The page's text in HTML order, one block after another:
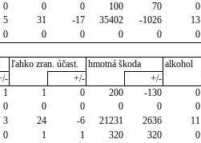
0 0 0 100 70 0
5 31 -17 35402 -1026 13
0 0 0 0 0 0
ľahko zran. účast. hmotná škoda alkohol
+/- +/-
1 1 0 200 -130 0
0 0 0 0 0 0
3 24 -6 21231 2636 11
0 1 1 320 320 0